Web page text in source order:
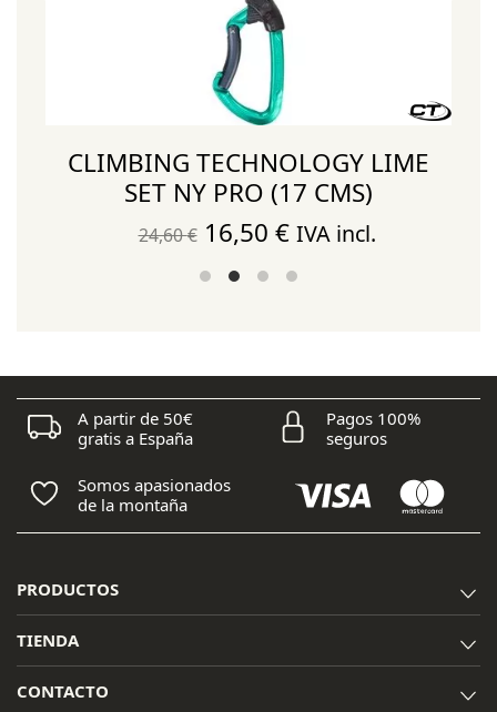
CLIMBING TECHNOLOGY LIME
SET NY PRO (17 CMS)
24,60€ El
precio
24,60 €.
16,50 €El
precio
16,50 €.
IVA incl.
A partir de 50€
gratis a España
Pagos 100%
seguros
Somos apasionados
de la montaña
PRODUCTOS
TIENDA
CONTACTO